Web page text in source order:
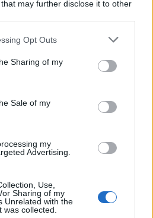
that may further disclose it to other
app uses one or more Google
behaviour. You may click to
and its third-party tags to
purposes in below Google
Opt Outs
Sharing of my
Sale of my
my
Advertising.
Use,
Sharing of my
Unrelated with the
collected.
ասպետի հետ՝ սրով ու
պատկերին՝ ավելի շատ
բարձր թույլտվությամբ
ստանալու համար։